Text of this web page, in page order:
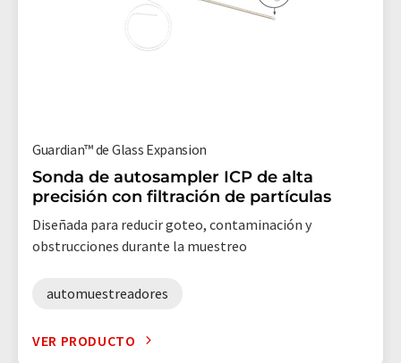
Guardian™ de Glass Expansion
Sonda de autosampler ICP de alta
precisión con filtración de partículas
Diseñada para reducir goteo, contaminación y
obstrucciones durante la muestreo
automuestreadores
VER PRODUCTO